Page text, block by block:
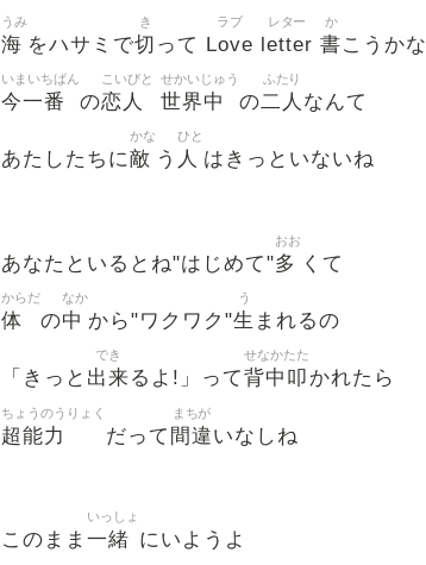
海
うみ
をハサミで切
き
って Love
ラブ
letter
レター
書
か
こうかな
今一番
いまいちばん
の恋人
こいびと
世界中
せかいじゅう
の二人
ふたり
なんて
あたしたちに敵
かな
う 人
ひと
はきっといないね
あなたといるとね"はじめて"多
おお
くて
体
からだ
の中
なか
から"ワクワク"生
う
まれるの
「きっと 出来
でき
るよ!」って背中叩
せなかたた
かれたら
超能力
ちょうのうりょく
だって 間違
まちが
いなしね
このまま 一緒
いっしょ
にいようよ